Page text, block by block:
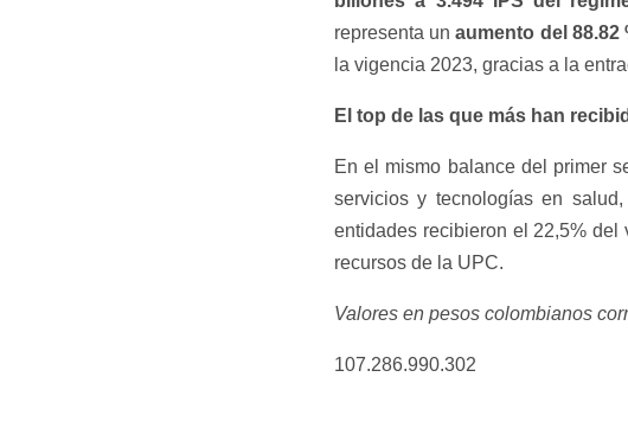
representa unaumento del
la vigencia 2023, gracias a la
El top de las que más han
En el mismo balance del primer
servicios y tecnologías en
entidades recibieron el 22,5% del
recursos de la UPC.
Valores en pesos colombianos
107.286.990.302